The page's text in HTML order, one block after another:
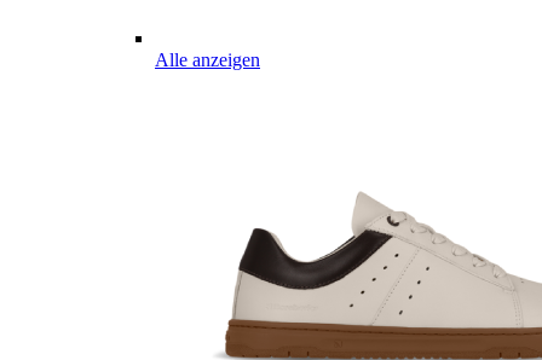
Alle anzeigen